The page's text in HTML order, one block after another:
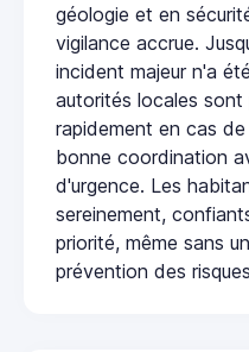
géologie et en
vigilance accrue.
incident majeur n'a
autorités locales
rapidement en cas
bonne coordination
d'urgence. Les
sereinement,
priorité, même sans
prévention des